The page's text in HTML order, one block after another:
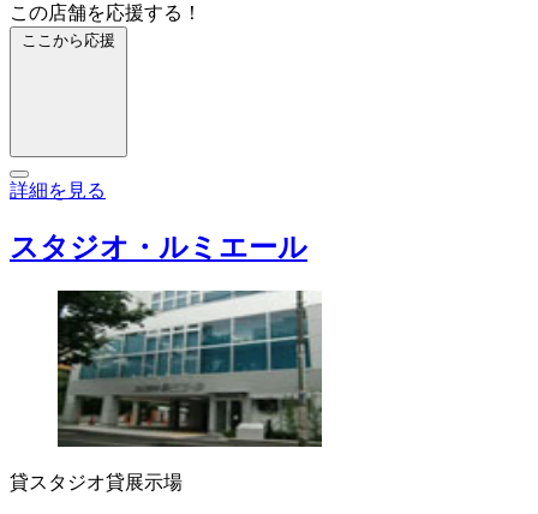
この店舗を応援する！
ここから応援
詳細を見る
スタジオ・ルミエール
貸スタジオ貸展示場